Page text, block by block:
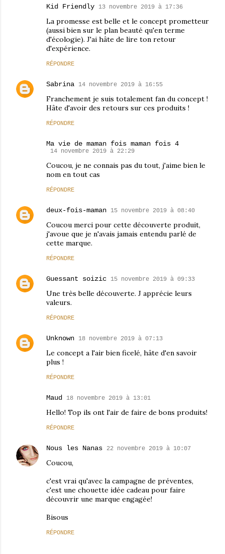
Kid Friendly 13 novembre 2019 à 17:36
La promesse est belle et le concept prometteur
(aussi bien sur le plan beauté qu'en terme
d'écologie). J'ai hâte de lire ton retour
d'expérience.
RÉPONDRE
Sabrina 14 novembre 2019 à 16:55
Franchement je suis totalement fan du concept !
Hâte d'avoir des retours sur ces produits !
RÉPONDRE
Ma vie de maman fois maman fois 4
14 novembre 2019 à 22:29
Coucou, je ne connais pas du tout, j'aime bien le
nom en tout cas
RÉPONDRE
deux-fois-maman 15 novembre 2019 à 08:40
Coucou merci pour cette découverte produit,
j'avoue que je n'avais jamais entendu parlé de
cette marque.
RÉPONDRE
Guessant soizic 15 novembre 2019 à 09:33
Une très belle découverte. J apprécie leurs
valeurs.
RÉPONDRE
Unknown 18 novembre 2019 à 07:13
Le concept a l'air bien ficelé, hâte d'en savoir
plus !
RÉPONDRE
Maud 18 novembre 2019 à 13:01
Hello! Top ils ont l'air de faire de bons produits!
RÉPONDRE
Nous les Nanas 22 novembre 2019 à 10:07
Coucou,
c'est vrai qu'avec la campagne de préventes,
c'est une chouette idée cadeau pour faire
découvrir une marque engagée!
Bisous
RÉPONDRE